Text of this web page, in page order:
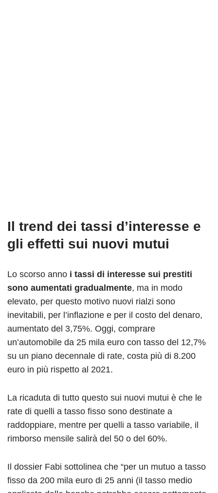
Il trend dei tassi d’interesse e
gli effetti sui nuovi mutui
Lo scorso anno i tassi di interesse sui prestiti
sono aumentati gradualmente, ma in modo
elevato, per questo motivo nuovi rialzi sono
inevitabili, per l’inflazione e per il costo del denaro,
aumentato del 3,75%. Oggi, comprare
un’automobile da 25 mila euro con tasso del 12,7%
su un piano decennale di rate, costa più di 8.200
euro in più rispetto al 2021.
La ricaduta di tutto questo sui nuovi mutui è che le
rate di quelli a tasso fisso sono destinate a
raddoppiare, mentre per quelli a tasso variabile, il
rimborso mensile salirà del 50 o del 60%.
Il dossier Fabi sottolinea che “per un mutuo a tasso
fisso da 200 mila euro di 25 anni (il tasso medio